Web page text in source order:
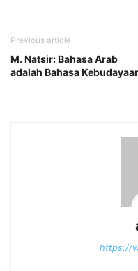
Previous article
M. Natsir: Bahasa Arab
adalah Bahasa
https://